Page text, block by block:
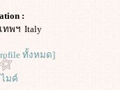
:
ทพฯ Italy
ทั้งหมด]
มค์